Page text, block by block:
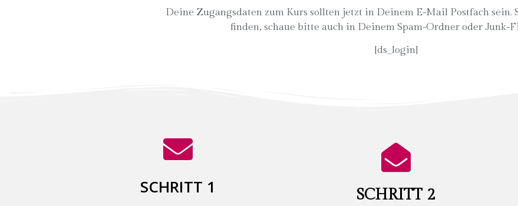
Deine Zugangsdaten zum Kurs sollten jetzt in Deinem E-Mail Postfach sein.
finden, schaue bitte auch in Deinem Spam-Ordner oder Junk-
[ds_login]
SCHRITT 1 SCHRITT 2